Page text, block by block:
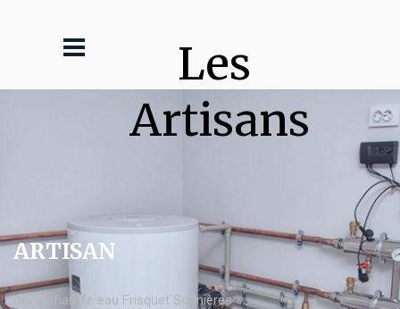
Les
Artisans
ARTISAN
devis chauffe eau Frisquet Sorinières